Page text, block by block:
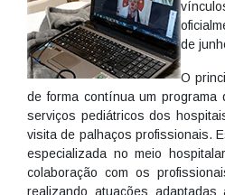
de
O
de forma contínua um programa
serviços pediátricos dos
visita de palhaços profissionais.
especializada no meio
colaboração com os
realizando atuações